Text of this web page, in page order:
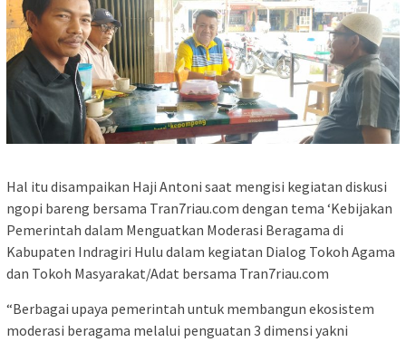
Hal itu disampaikan Haji Antoni saat mengisi kegiatan diskusi
ngopi bareng bersama Tran7riau.com dengan tema ‘Kebijakan
Pemerintah dalam Menguatkan Moderasi Beragama di
Kabupaten Indragiri Hulu dalam kegiatan Dialog Tokoh Agama
dan Tokoh Masyarakat/Adat bersama Tran7riau.com
“Berbagai upaya pemerintah untuk membangun ekosistem
moderasi beragama melalui penguatan 3 dimensi yakni